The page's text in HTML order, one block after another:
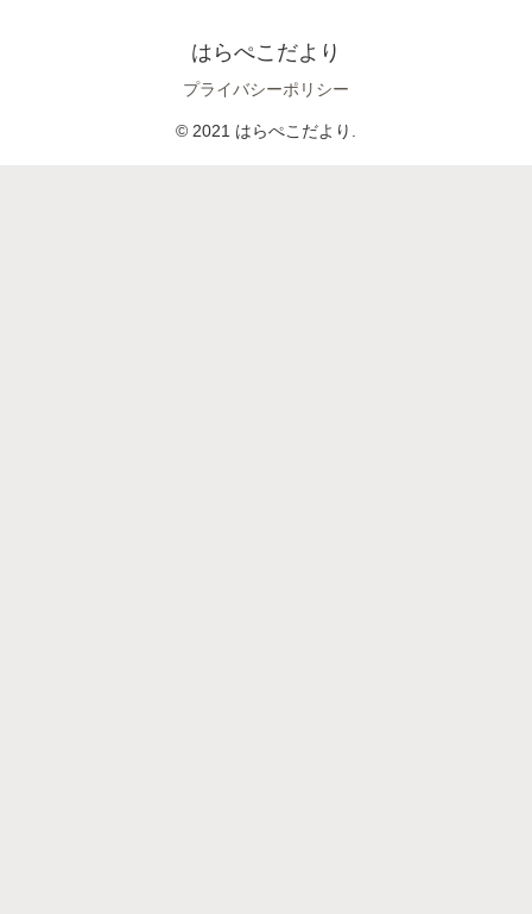
はらぺこだより
プライバシーポリシー
© 2021 はらぺこだより.